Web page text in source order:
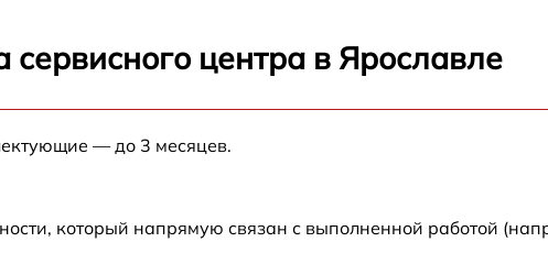
сервисного центра в Ярославле
— до 3 месяцев.
который напрямую связан с выполненной работой